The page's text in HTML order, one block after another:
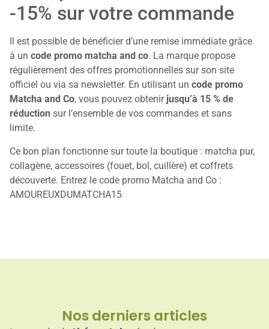
-15% sur votre commande
Il est possible de bénéficier d’une remise immédiate grâce
à un code promo matcha and co. La marque propose
régulièrement des offres promotionnelles sur son site
officiel ou via sa newsletter. En utilisant un code promo
Matcha and Co, vous pouvez obtenir jusqu’à 15 % de
réduction sur l’ensemble de vos commandes et sans
limite.
Ce bon plan fonctionne sur toute la boutique : matcha pur,
collagène, accessoires (fouet, bol, cuillère) et coffrets
découverte. Entrez le code promo Matcha and Co :
AMOUREUXDUMATCHA15
Nos derniers articles​